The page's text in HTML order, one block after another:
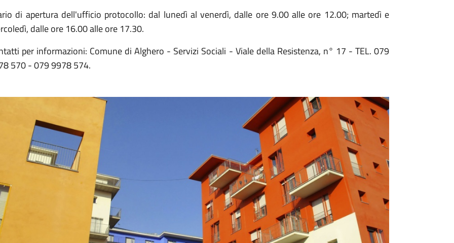
di apertura dell'ufficio protocollo: dal lunedì al venerdì, dalle ore 9.00 alle ore 12.00; martedì e
dalle ore 16.00 alle ore 17.30.
per informazioni: Comune di Alghero - Servizi Sociali - Viale della Resistenza, n° 17 - TEL. 079
570 - 079 9978 574.